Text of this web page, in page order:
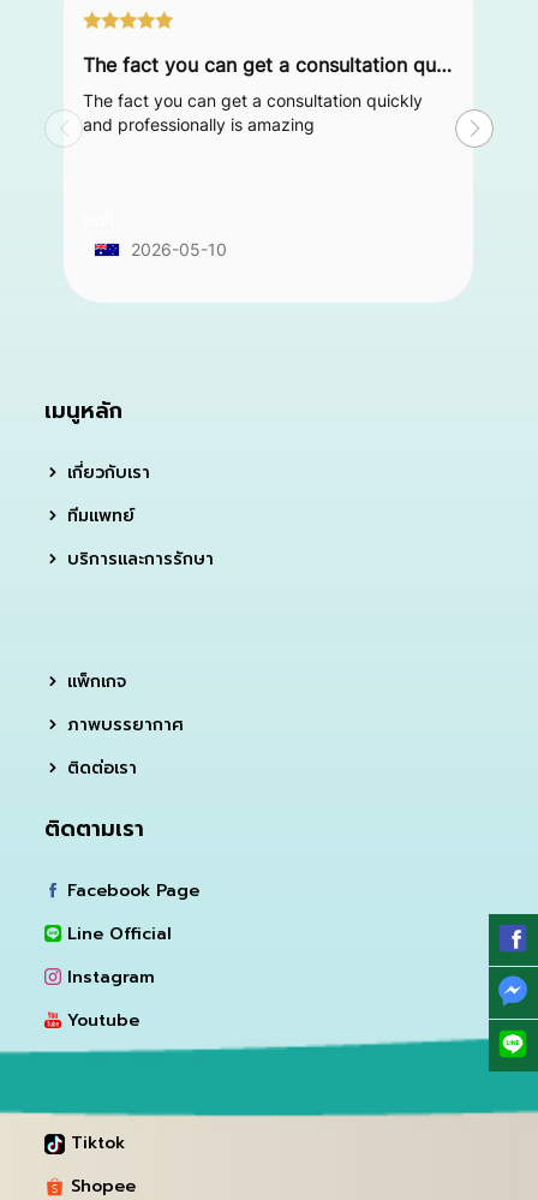
The fact you can get a consultation quickly and professionally is amazing
The fact you can get a consultation quickly
and professionally is amazing
2026-05-10
เมนูหลัก
เกี่ยวกับเรา
ทีมแพทย์
บริการและการรักษา
แพ็กเกจ
ภาพบรรยากาศ
ติดต่อเรา
ติดตามเรา
Facebook Page
Line Official
Instagram
Youtube
Tiktok
Shopee